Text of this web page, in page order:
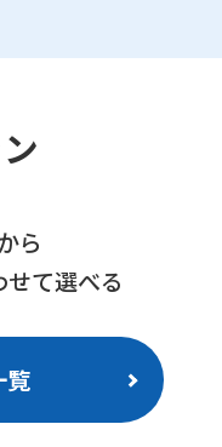
ら
て選べる
覧